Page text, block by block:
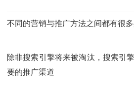
不同的营销与推广方法之间都有很
除非搜索引擎将来被淘汰，搜索引
要的推广渠道